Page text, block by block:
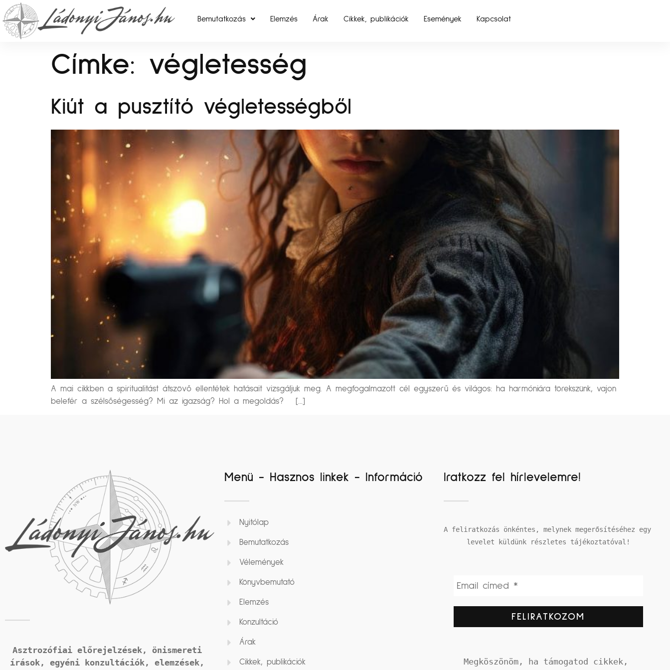
Bemutatkozás Elemzés Árak Cikkek, publikációk Események Kapcsolat
Címke: végletesség
Kiút a pusztító végletességből
A mai cikkben a spiritualitást átszövő ellentétek hatásait vizsgáljuk meg. A megfogalmazott cél egyszerű és világos: ha harmóniára törekszünk, vajon
belefér a szélsőségesség? Mi az igazság? Hol a megoldás? […]
Asztrozófiai előrejelzések, önismereti
írások, egyéni konzultációk, elemzések,
Menü - Hasznos linkek - Információ
Nyitólap
Bemutatkozás
Vélemények
Könyvbemutató
Elemzés
Konzultáció
Árak
Cikkek, publikációk
Iratkozz fel hírlevelemre!
A feliratkozás önkéntes, melynek megerősítéséhez egy
levelet küldünk részletes tájékoztatóval!
Megköszönöm, ha támogatod cikkek,